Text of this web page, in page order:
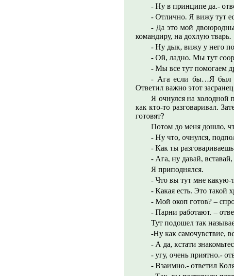
- Ну в принципе да.-
- Отлично. Я вижу тут
- Да это мой
командиру, на дохлую тварь.
- Ну дык, вижу у него
- Ой, ладно. Мы тут
- Мы все тут помогаем
- Ага если бы…Я был
Ответил важно этот
Я очнулся на холодной
как кто-то разговаривал.
готовят?
Потом до меня дошло,
- Ну что, очнулся,
- Как ты
- Ага, ну давай,
Я приподнялся.
- Что вы тут мне какую-
- Какая есть. Это такой
- Мой окоп готов? –
- Парни работают. –
Тут подошел так
-Ну как самочувствие,
- А да, кстати
- угу, очень приятно.-
- Взаимно.- ответил